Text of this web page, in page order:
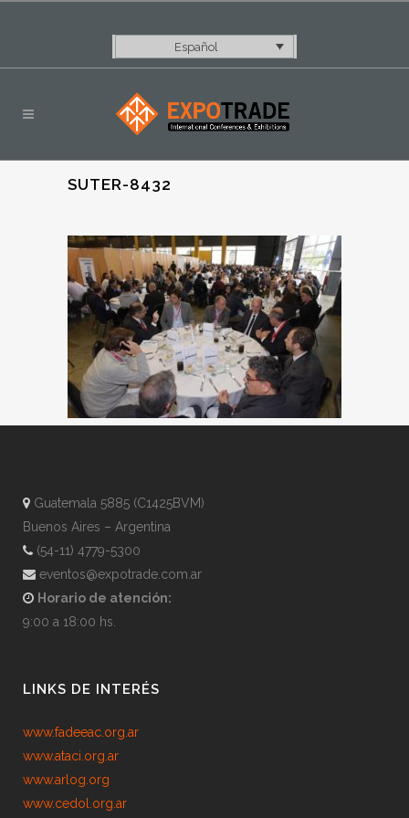
Español
SUTER-8432
Guatemala 5885 (C1425BVM)
Buenos Aires – Argentina
(54-11) 4779-5300
eventos@expotrade.com.ar
Horario de atención:
9:00 a 18:00 hs.
LINKS DE INTERÉS
www.fadeeac.org.ar
www.ataci.org.ar
www.arlog.org
www.cedol.org.ar